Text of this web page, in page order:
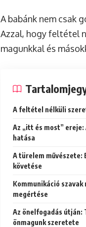
A babánk nem csak
Azzal, hogy feltétel
magunkkal és
A feltétel nélküli
Az „itt és most”
hatása
A türelem művészete:
követése
Kommunikáció
megértése
Az önelfogadás útján:
önmagunk szeretete